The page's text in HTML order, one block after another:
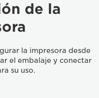
de la
la impresora desde
el embalaje y conectar
su uso.